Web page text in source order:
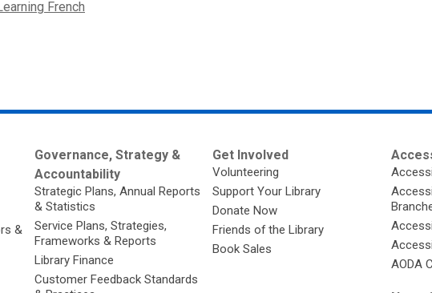
French
&
Governance, Strategy &
Accountability
Strategic Plans, Annual Reports
& Statistics
Service Plans, Strategies,
Frameworks & Reports
Library Finance
Customer Feedback Standards
Get Involved
Volunteering
Support Your Library
Donate Now
Friends of the Library
Book Sales
AODA